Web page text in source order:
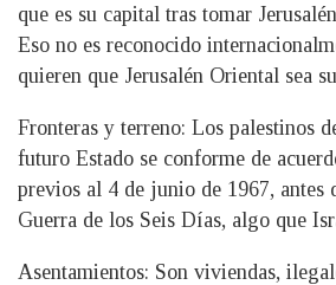
que es su capital tras tomar
Eso no es reconocido
quieren que Jerusalén Oriental sea
Fronteras y terreno: Los palestinos
futuro Estado se conforme de
previos al 4 de junio de 1967, antes
Guerra de los Seis Días, algo que
Asentamientos: Son viviendas,